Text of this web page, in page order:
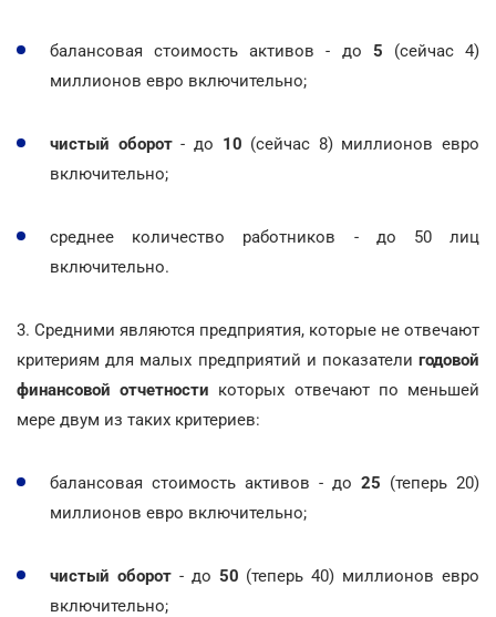
балансовая стоимость активов - до 5 (сейчас 4)
миллионов евро включительно;
чистый оборот- до 10 (сейчас 8) миллионов евро
включительно;
среднее количество работников - до 50 лиц
включительно.
3. Средними являются предприятия, которые не отвечают
критериям для малых предприятий и показатели годовой
финансовой отчетности которых отвечают по меньшей
мере двум из таких критериев:
балансовая стоимость активов - до 25 (теперь 20)
миллионов евро включительно;
чистый оборот- до 50 (теперь 40) миллионов евро
включительно;